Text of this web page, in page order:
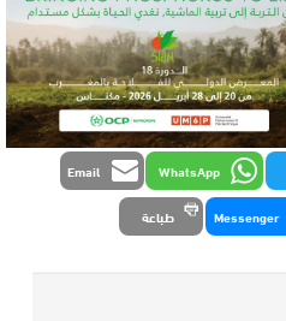
WhatsApp
Email
Messenger طباعة